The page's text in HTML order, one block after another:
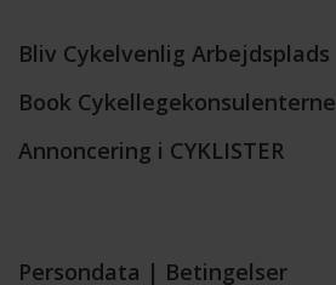
Bliv Cykelvenlig Arbejdsplads
Book Cykellegekonsulenterne
Annoncering i CYKLISTER
Persondata | Betingelser